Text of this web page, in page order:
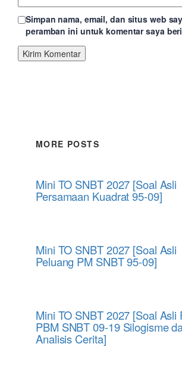
Simpan nama, email, dan situs web
peramban ini untuk komentar saya
MORE POSTS
Mini TO SNBT 2027 [Soal Asli
Persamaan Kuadrat 95-09]
Mini TO SNBT 2027 [Soal Asli
Peluang PM SNBT 95-09]
Mini TO SNBT 2027 [Soal Asli
PBM SNBT 09-19 Silogisme
Analisis Cerita]